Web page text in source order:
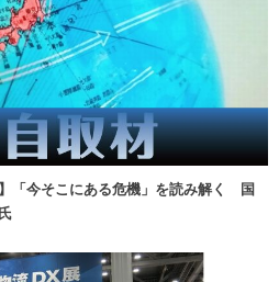
「今そこにある危機」を読み解く 国